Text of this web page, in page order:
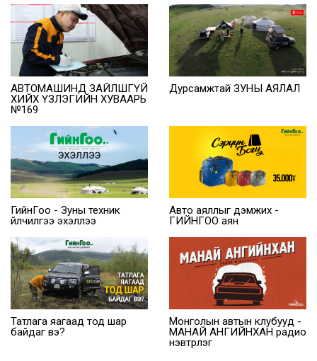
АВТОМАШИНД ЗАЙЛШГҮЙ
ХИЙХ ҮЗЛЭГИЙН ХУВААРЬ
№169
Дурсамжтай ЗУНЫ АЯЛАЛ
ГийнГоо - Зуны техник
үйлчилгээ эхэллээ
Авто аяллыг дэмжих -
ГИЙНГОО аян
Татлага яагаад тод шар
байдаг вэ?
Монголын автын клубууд -
МАНАЙ АНГИЙНХАН радио
нэвтрүүлэг